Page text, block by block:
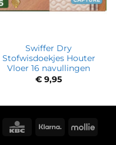
Swiffer Dry
Stofwisdoekjes Houter
Vloer 16 navullingen
€ 9,95
IDeal KBC Klarna